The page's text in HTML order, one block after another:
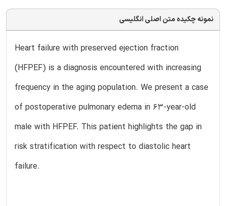
نمونه چکیده متن اصلی انگلیسی
Heart failure with preserved ejection fraction
(HFPEF) is a diagnosis encountered with increasing
frequency in the aging population. We present a case
of postoperative pulmonary edema in 63-year-old
male with HFPEF. This patient highlights the gap in
risk stratification with respect to diastolic heart
failure.